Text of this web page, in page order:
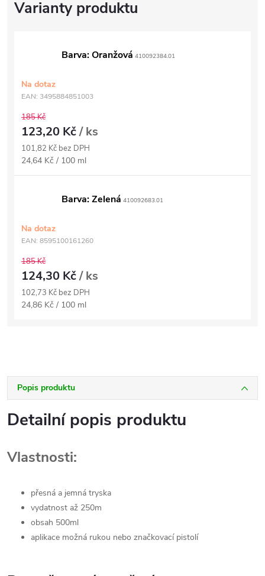
Barva: Oranžová 410092384.01
Na dotaz
EAN: 3495884851003
185 Kč
123,20 Kč/ ks
101,82 Kč bez DPH
Měrná
cena:
24,64 Kč / 100 ml
Barva: Zelená 410092683.01
Na dotaz
EAN: 8595100161260
185 Kč
124,30 Kč/ ks
102,73 Kč bez DPH
Měrná
24,86 Kč / 100 ml
Popis produktu
Detailní popis produktu
Vlastnosti:
přesná a jemná tryska
vydatnost až 250m
obsah 500ml
aplikace možná rukou nebo značkovací pistolí